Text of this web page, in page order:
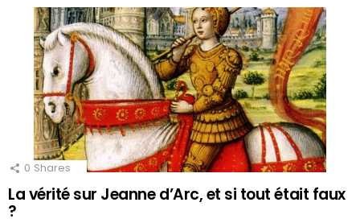
0 Shares
La vérité sur Jeanne d’Arc, et si tout était faux
?